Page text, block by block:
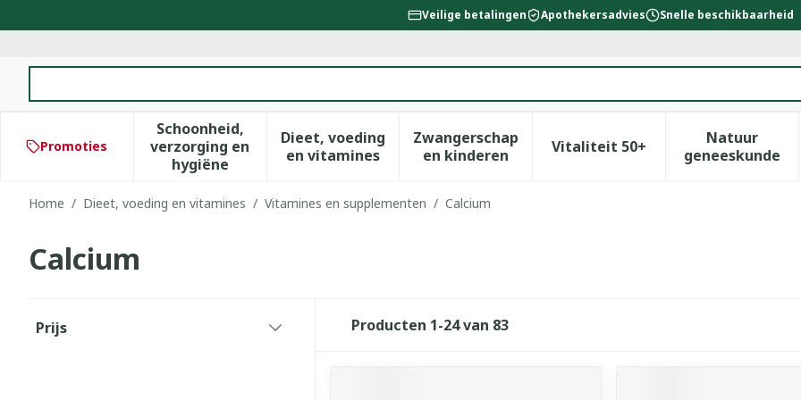
Veilige betalingen Apothekersadvies Snelle beschikbaarheid
Promoties
Schoonheid,
verzorging en
hygiëne
Toon submenu voor Schoonheid, verzorging en hygiëne categorie
Dieet, voeding
en vitamines
Toon submenu voor Dieet, voeding en vitamines categorie
Zwangerschap
en kinderenToon submenu voor Zwangerschap en
Vitaliteit 50+Toon submenu voor
Natuur
geneeskunde
Toon
Home / Dieet, voeding en vitamines / Vitamines en supplementen / Calcium
Calcium
Prijs
Producten 1-24van 83